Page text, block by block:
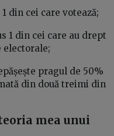
din cei care votează;
1 din cei care au drept
electorale;
pragul de 50%
din două treimi din
mea unui